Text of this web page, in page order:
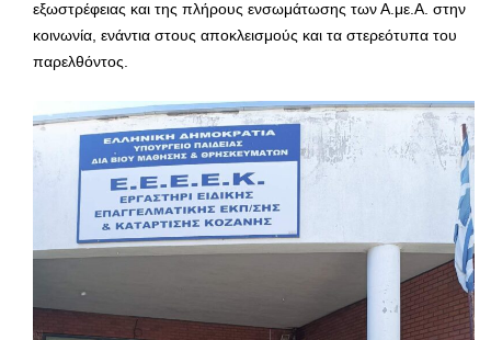
εξωστρέφειας και της πλήρους ενσωμάτωσης των Α.με.Α. στην
κοινωνία, ενάντια στους αποκλεισμούς και τα στερεότυπα του
παρελθόντος.